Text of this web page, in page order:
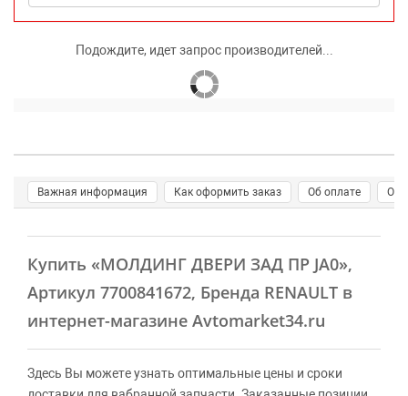
Подождите, идет запрос производителей...
Важная информация Как оформить заказ Об оплате О
Купить «МОЛДИНГ ДВЕРИ ЗАД ПР JA0»,
Артикул 7700841672, Бренда RENAULT в
интернет-магазине Avtomarket34.ru
Здесь Вы можете узнать оптимальные цены и сроки